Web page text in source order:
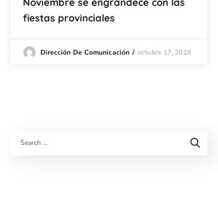
fiestas provinciales
Dirección De Comunicación octubre 17, 2019